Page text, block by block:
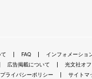
FAQ インフォメーショ
広告掲載について
光文社オ
プライバシーポリシー
サイトマ